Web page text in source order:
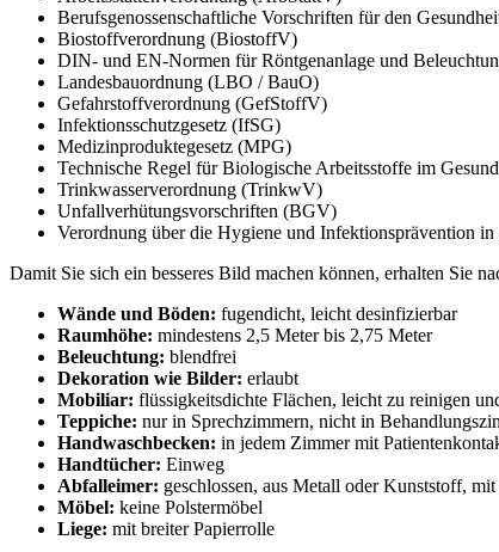
Berufsgenossenschaftliche Vorschriften für den
Biostoffverordnung (BiostoffV)
DIN- und EN-Normen für Röntgenanlage und
Landesbauordnung (LBO / BauO)
Gefahrstoffverordnung (GefStoffV)
Infektionsschutzgesetz (IfSG)
Medizinproduktegesetz (MPG)
Technische Regel für Biologische Arbeitsstoffe im
Trinkwasserverordnung (TrinkwV)
Unfallverhütungsvorschriften (BGV)
Verordnung über die Hygiene und Infektionsprävention
Damit Sie sich ein besseres Bild machen können, erhalten Sie
Wände und Böden: fugendicht, leicht desinfizierbar
Raumhöhe: mindestens 2,5 Meter bis 2,75 Meter
Beleuchtung: blendfrei
Dekoration wie Bilder: erlaubt
Mobiliar: flüssigkeitsdichte Flächen, leicht zu reinigen
Teppiche: nur in Sprechzimmern, nicht in
Handwaschbecken: in jedem Zimmer mit
Handtücher: Einweg
Abfalleimer: geschlossen, aus Metall oder Kunststoff,
Möbel: keine Polstermöbel
Liege: mit breiter Papierrolle